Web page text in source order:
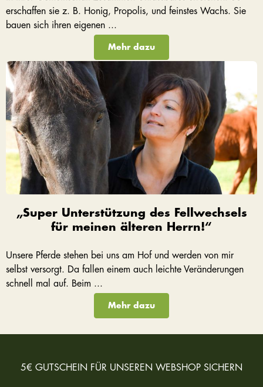
erschaffen sie z. B. Honig, Propolis, und feinstes Wachs. Sie
bauen sich ihren eigenen ...
Mehr dazu
„Super Unterstützung des Fellwechsels
für meinen älteren Herrn!“
Unsere Pferde stehen bei uns am Hof und werden von mir
selbst versorgt. Da fallen einem auch leichte Veränderungen
schnell mal auf. Beim ...
Mehr dazu
5€ GUTSCHEIN FÜR UNSEREN WEBSHOP SICHERN